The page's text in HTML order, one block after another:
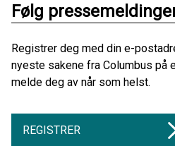
Følg
Registrer deg med din e-
nyeste sakene fra Columbus på
melde deg av når som helst.
REGISTRER